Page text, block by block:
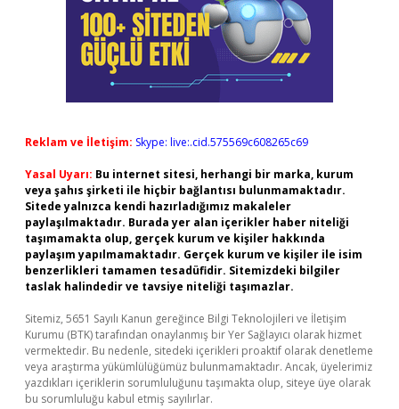
Reklam ve İletişim: Skype: live:.cid.575569c608265c69
Yasal Uyarı: Bu internet sitesi, herhangi bir marka, kurum
veya şahıs şirketi ile hiçbir bağlantısı bulunmamaktadır.
Sitede yalnızca kendi hazırladığımız makaleler
paylaşılmaktadır. Burada yer alan içerikler haber niteliği
taşımamakta olup, gerçek kurum ve kişiler hakkında
paylaşım yapılmamaktadır. Gerçek kurum ve kişiler ile isim
benzerlikleri tamamen tesadüfidir. Sitemizdeki bilgiler
taslak halindedir ve tavsiye niteliği taşımazlar.
Sitemiz, 5651 Sayılı Kanun gereğince Bilgi Teknolojileri ve İletişim
Kurumu (BTK) tarafından onaylanmış bir Yer Sağlayıcı olarak hizmet
vermektedir. Bu nedenle, sitedeki içerikleri proaktif olarak denetleme
veya araştırma yükümlülüğümüz bulunmamaktadır. Ancak, üyelerimiz
yazdıkları içeriklerin sorumluluğunu taşımakta olup, siteye üye olarak
bu sorumluluğu kabul etmiş sayılırlar.